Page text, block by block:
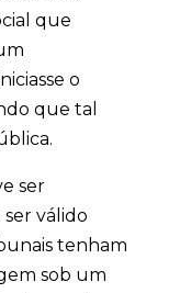
que
o
que tal
ser
válido
tenham
sob um